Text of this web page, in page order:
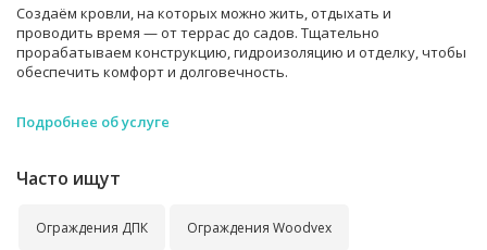
Создаём кровли, на которых можно жить, отдыхать и
проводить время — от террас до садов. Тщательно
прорабатываем конструкцию, гидроизоляцию и отделку, чтобы
обеспечить комфорт и долговечность.
Подробнее об услуге
Часто ищут
Ограждения ДПК Ограждения Woodvex